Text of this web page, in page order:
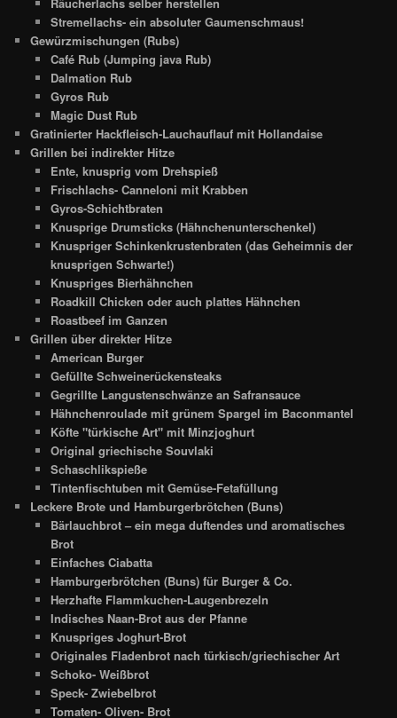
Stremellachs- ein absoluter Gaumenschmaus!
Gewürzmischungen (Rubs)
Café Rub (Jumping java Rub)
Dalmation Rub
Gyros Rub
Magic Dust Rub
Gratinierter Hackfleisch-Lauchauflauf mit Hollandaise
Grillen bei indirekter Hitze
Ente, knusprig vom Drehspieß
Frischlachs- Canneloni mit Krabben
Gyros-Schichtbraten
Knusprige Drumsticks (Hähnchenunterschenkel)
Knuspriger Schinkenkrustenbraten (das Geheimnis der
knusprigen Schwarte!)
Knuspriges Bierhähnchen
Roadkill Chicken oder auch plattes Hähnchen
Roastbeef im Ganzen
Grillen über direkter Hitze
American Burger
Gefüllte Schweinerückensteaks
Gegrillte Langustenschwänze an Safransauce
Hähnchenroulade mit grünem Spargel im Baconmantel
Köfte "türkische Art" mit Minzjoghurt
Original griechische Souvlaki
Schaschlikspieße
Tintenfischtuben mit Gemüse-Fetafüllung
Leckere Brote und Hamburgerbrötchen (Buns)
Bärlauchbrot – ein mega duftendes und aromatisches
Brot
Einfaches Ciabatta
Hamburgerbrötchen (Buns) für Burger & Co.
Herzhafte Flammkuchen-Laugenbrezeln
Indisches Naan-Brot aus der Pfanne
Knuspriges Joghurt-Brot
Originales Fladenbrot nach türkisch/griechischer Art
Schoko- Weißbrot
Speck- Zwiebelbrot
Tomaten- Oliven- Brot